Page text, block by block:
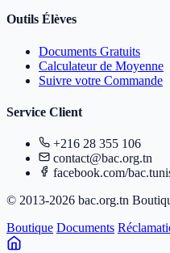
Outils Élèves
Documents Gratuits
Calculateur de Moyenne
Suivre votre Commande
Service Client
+216 28 355 106
contact@bac.org.tn
facebook.com/
© 2013-2026 bac.org.tn
Boutique Documents